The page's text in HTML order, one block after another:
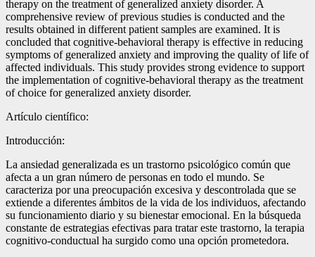
therapy on the treatment of generalized anxiety disorder. A
comprehensive review of previous studies is conducted and the
results obtained in different patient samples are examined. It is
concluded that cognitive-behavioral therapy is effective in reducing
symptoms of generalized anxiety and improving the quality of life of
affected individuals. This study provides strong evidence to support
the implementation of cognitive-behavioral therapy as the treatment
of choice for generalized anxiety disorder.
Artículo científico:
Introducción:
La ansiedad generalizada es un trastorno psicológico común que
afecta a un gran número de personas en todo el mundo. Se
caracteriza por una preocupación excesiva y descontrolada que se
extiende a diferentes ámbitos de la vida de los individuos, afectando
su funcionamiento diario y su bienestar emocional. En la búsqueda
constante de estrategias efectivas para tratar este trastorno, la terapia
cognitivo-conductual ha surgido como una opción prometedora.